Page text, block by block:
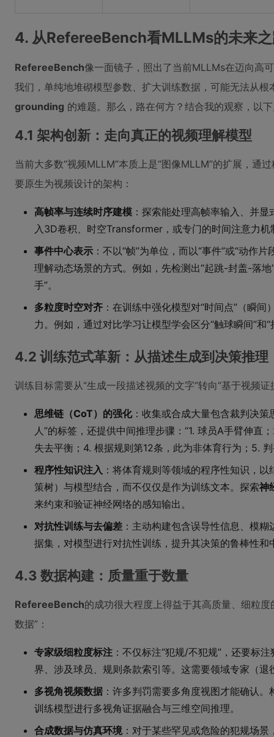
4. 从RefereeBench看MLLMs的未来
RefereeBench像一面镜子，照出了当前MLLMs在迈向高
我们，单纯地堆砌模型参数、扩大训练数据，可能无法从根
grounding 的难题。那么，路在何方？结合我的观察，以
4.1 架构创新：走向真正的视频理解模型
当前大多数“视频MLLM”本质上是“图像MLLM”的扩展，通
要原生为视频设计的架构：
高帧率与连续时序建模 ：探索能处理高帧率输入、并
入3D卷积、时空Transformer，或专门的时间注意力机
事件中心表示 ：不以“帧”为单位，而以“事件”或“动作
理解动态场景的方式。例如，先检测出“起跳-封盖-落
手”。
多粒度时空对齐 ：在训练中强化模型对“时间点”（瞬
力。例如，通过对比学习让模型学会区分“触球瞬间”和“
4.2 训练范式革新：从描述生成到决策推理
训练目标需要从“生成一段描述视频的文字”转向“基于视频
思维链（CoT）的强化：收集或合成大量包含裁判决策
人”的标签，还提供中间推理步骤：“1. 球员A手臂伸直
失去平衡；4. 根据规则第12条，此为非体育行为；5.
程序性知识注入 ：将体育规则等领域的程序性知识，
策树）与模型结合，而不仅仅是作为训练文本。探索神
来约束和验证神经网络的感知输出。
对抗性训练与去偏差 ：主动构建包含误导性信息、模
据集，对模型进行对抗性训练，提升其决策的鲁棒性和
4.3 数据构建：质量重于数量
RefereeBench的成功很大程度上得益于其高质量、细粒
数据”：
专家级细粒度标注 ：不仅标注“犯规/不犯规”，还要标
界、涉及球员、规则条款索引等。这需要领域专家（退
多视角视频数据 ：许多判罚需要多角度视图才能确认
训练模型进行多视角证据融合与三维空间推理。
合成数据与仿真环境 ：对于某些罕见或危险的犯规场